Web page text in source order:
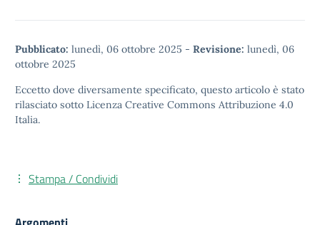
Pubblicato: lunedì, 06 ottobre 2025 - Revisione: lunedì, 06
ottobre 2025
Eccetto dove diversamente specificato, questo articolo è stato
rilasciato sotto Licenza Creative Commons Attribuzione 4.0
Italia.
Stampa / Condividi